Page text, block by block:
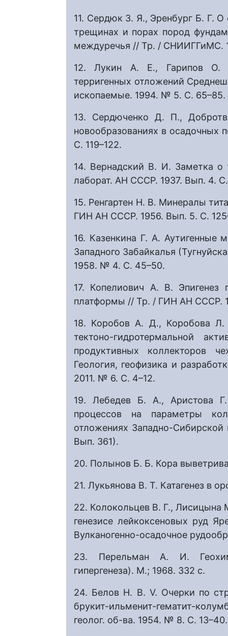
11. Сердюк З. Я., Эренбург Б. Г. О
трещинах и порах пород
междуречья // Тр. / СНИИГГиМС.
12. Лукин А. Е., Гарипов О.
терригенных отложений
ископаемые. 1994. № 5. С. 65–85.
13. Сердюченко Д. П.,
новообразованиях в
С. 119–122.
14. Вернадский В. И. Заметка о
лаборат. АН СССР. 1937. Вып. 4.
15. Ренгартен Н. В. Минералы
ГИН АН СССР. 1956. Вып. 5. С.
16. Казенкина Г. А. Аутигенные
Западного Забайкалья
1958. № 4. С. 45–50.
17. Копелиович А. В. Эпигенез
платформы // Тр. / ГИН АН СССР.
18. Коробов А. Д., Коробова
тектоно-гидротермальной
продуктивных коллекторов
Геология, геофизика и
2011. № 6. С. 4–12.
19. Лебедев Б. А., Аристова
процессов на параметры
отложениях Западно-
Вып. 361).
20. Полынов Б. Б. Кора
21. Лукьянова В. Т. Катагенез в
22. Колокольцев В. Г.,
генезисе лейкоксеновых руд
Вулканогенно-осадочное
23. Перельман А. И.
гипергенеза). М.; 1968. 332 с.
24. Белов Н. В. V. Очерки по
брукит-ильменит-гематит-
геолог. об-ва. 1954. № 8. С. 13–40.